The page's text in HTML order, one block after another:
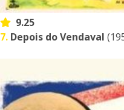
9.25
7. Depois do Vendaval